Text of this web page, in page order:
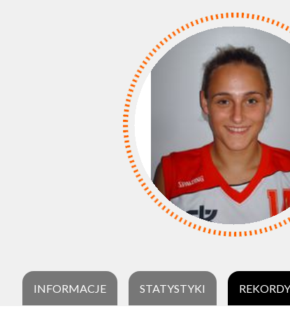
INFORMACJE STATYSTYKI REKORDY